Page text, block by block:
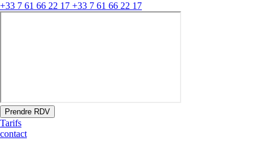
+33 7 61 66 22 17 +33 7 61 66 22 17
Prendre RDV
Tarifs
contact